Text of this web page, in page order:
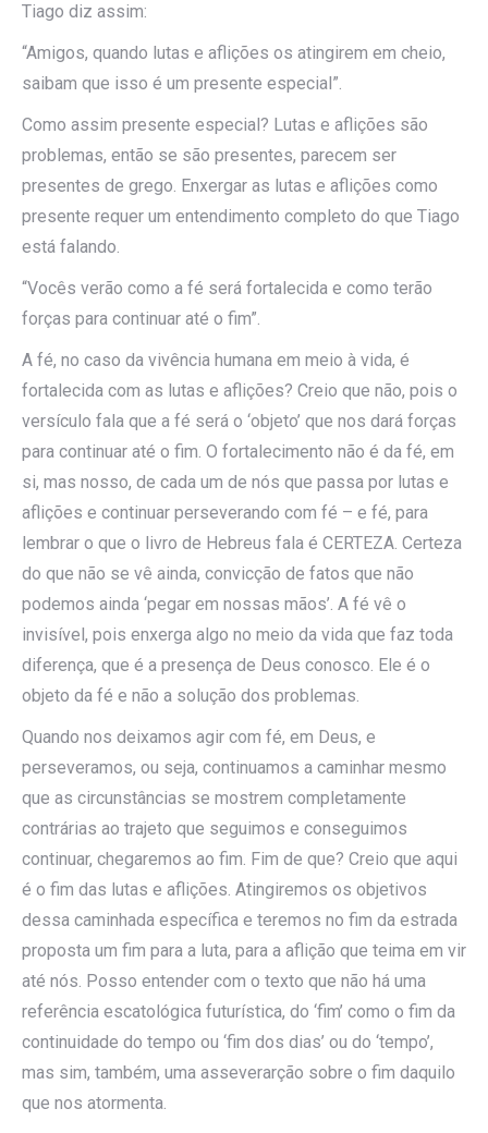
Tiago diz assim:
“Amigos, quando lutas e aflições os atingirem em cheio,
saibam que isso é um presente especial”.
Como assim presente especial? Lutas e aflições são
problemas, então se são presentes, parecem ser
presentes de grego. Enxergar as lutas e aflições como
presente requer um entendimento completo do que Tiago
está falando.
“Vocês verão como a fé será fortalecida e como terão
forças para continuar até o fim”.
A fé, no caso da vivência humana em meio à vida, é
fortalecida com as lutas e aflições? Creio que não, pois o
versículo fala que a fé será o ‘objeto’ que nos dará forças
para continuar até o fim. O fortalecimento não é da fé, em
si, mas nosso, de cada um de nós que passa por lutas e
aflições e continuar perseverando com fé – e fé, para
lembrar o que o livro de Hebreus fala é CERTEZA. Certeza
do que não se vê ainda, convicção de fatos que não
podemos ainda ‘pegar em nossas mãos’. A fé vê o
invisível, pois enxerga algo no meio da vida que faz toda
diferença, que é a presença de Deus conosco. Ele é o
objeto da fé e não a solução dos problemas.
Quando nos deixamos agir com fé, em Deus, e
perseveramos, ou seja, continuamos a caminhar mesmo
que as circunstâncias se mostrem completamente
contrárias ao trajeto que seguimos e conseguimos
continuar, chegaremos ao fim. Fim de que? Creio que aqui
é o fim das lutas e aflições. Atingiremos os objetivos
dessa caminhada específica e teremos no fim da estrada
proposta um fim para a luta, para a aflição que teima em vir
até nós. Posso entender com o texto que não há uma
referência escatológica futurística, do ‘fim’ como o fim da
continuidade do tempo ou ‘fim dos dias’ ou do ‘tempo’,
mas sim, também, uma asseverarção sobre o fim daquilo
que nos atormenta.